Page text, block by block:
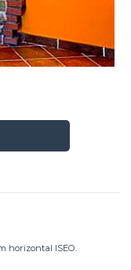
horizontal ISEO.